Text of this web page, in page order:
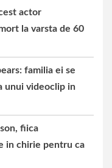
actor
la varsta de 60
familia ei se
unui videoclip in
fiica
in chirie pentru ca